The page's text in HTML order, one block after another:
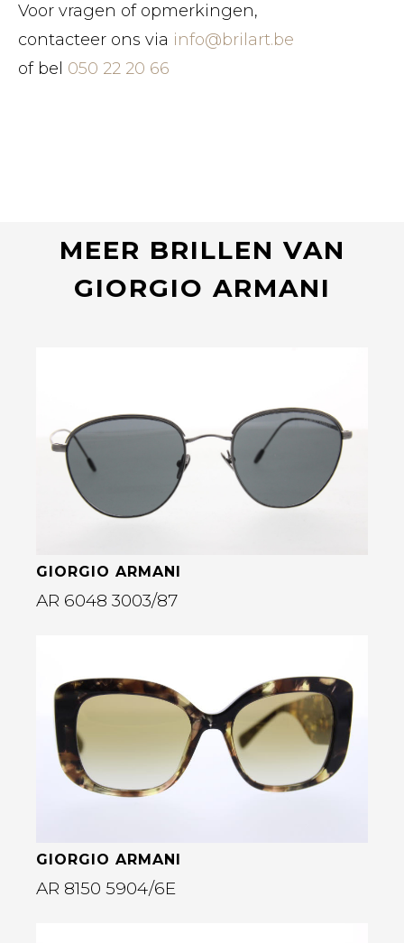
Voor vragen of opmerkingen,
contacteer ons via info@brilart.be
of bel 050 22 20 66
MEER BRILLEN VAN
GIORGIO ARMANI
GIORGIO ARMANI
AR 6048 3003/87
Bekijk deze bril
GIORGIO ARMANI
AR 8150 5904/6E